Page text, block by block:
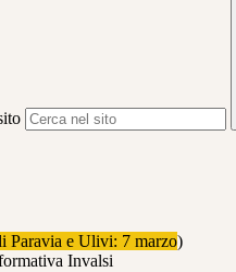
Paravia e Ulivi: 7 marzo)
Invalsi